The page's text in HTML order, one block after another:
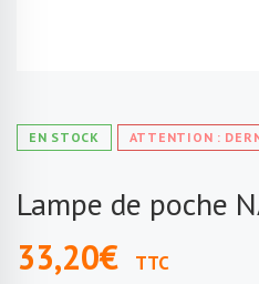
EN STOCK ATTENTION :
Lampe de poche
33,20€ TTC